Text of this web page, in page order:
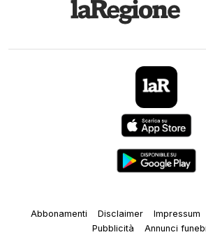
Abbonamenti Disclaimer Impressum
Pubblicità
Annunci